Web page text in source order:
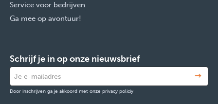
Service voor bedrijven
Ga mee op avontuur!
Schrijf je in op onze nieuwsbrief
Door inschrijven ga je akkoord met onze privacy policiy